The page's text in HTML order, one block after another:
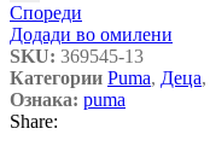
Спореди
Додади во омилени
SKU: 369545-13
Категории Puma, Деца,
Ознака: puma
Share: